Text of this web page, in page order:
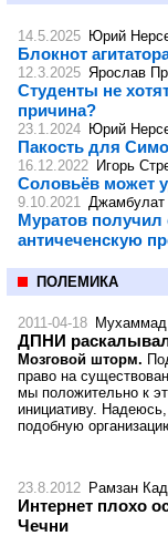
14.5.2025 Юрий
Блокнот
12.3.2025 Ярослав
Студенты не
причина?
23.1.2024 Юрий
Пакость для
16.12.2022 Игорь
Соловьёв может
9.10.2021 Джамбулат
Муратов получил
античеченскую
ПОЛЕМИКА
2011-04-18
ДПНИ
Мозговой шторм.
право на
мы положительно к
инициативу.
подобную
23.8.2012 Рамзан
Интернет плохо
Чечни